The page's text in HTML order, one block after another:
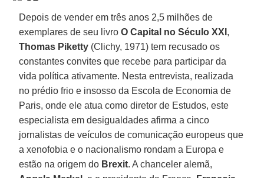
Depois de vender em três anos 2,5 milhões de
exemplares de seu livroO Capital no Século XXI ,
Thomas Piketty (Clichy, 1971) tem recusado os
constantes convites que recebe para participar da
vida política ativamente. Nesta entrevista, realizada
no prédio frio e insosso da Escola de Economia de
Paris, onde ele atua como diretor de Estudos, este
especialista em desigualdades afirma a cinco
jornalistas de veículos de comunicação europeus que
a xenofobia e o nacionalismo rondam a Europa e
estão na origem do Brexit. A chanceler alemã,